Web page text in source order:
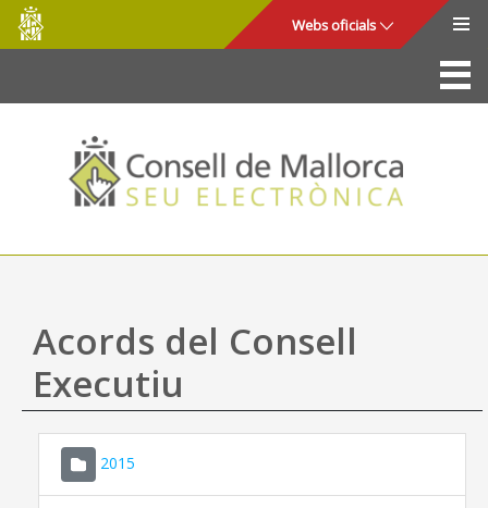
Salta al contingut principal
Consell
de
Mallorca
Webs oficials
La Seu
Consell de Mallorca
Accés i seguretat
Utilitats
Ajuda
Acords del Consell
Executiu
2015